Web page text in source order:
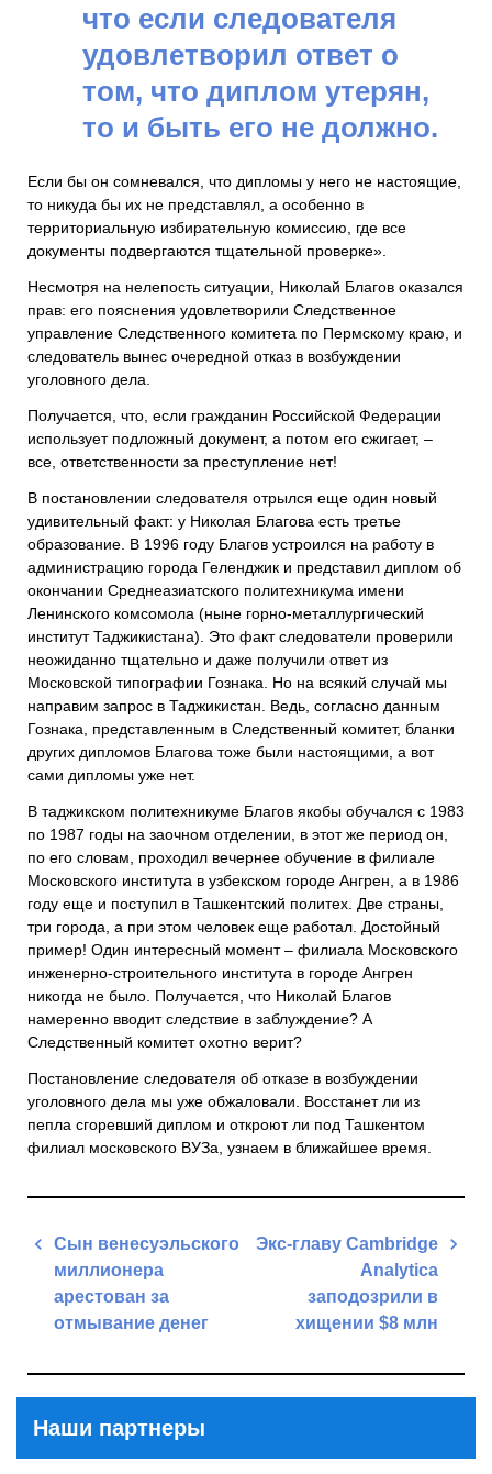
что если следователя
удовлетворил ответ о
том, что диплом утерян,
то и быть его не должно.
Если бы он сомневался, что дипломы у него не настоящие,
то никуда бы их не представлял, а особенно в
территориальную избирательную комиссию, где все
документы подвергаются тщательной проверке».
Несмотря на нелепость ситуации, Николай Благов оказался
прав: его пояснения удовлетворили Следственное
управление Следственного комитета по Пермскому краю, и
следователь вынес очередной отказ в возбуждении
уголовного дела.
Получается, что, если гражданин Российской Федерации
использует подложный документ, а потом его сжигает, –
все, ответственности за преступление нет!
В постановлении следователя отрылся еще один новый
удивительный факт: у Николая Благова есть третье
образование. В 1996 году Благов устроился на работу в
администрацию города Геленджик и представил диплом об
окончании Среднеазиатского политехникума имени
Ленинского комсомола (ныне горно-металлургический
институт Таджикистана). Это факт следователи проверили
неожиданно тщательно и даже получили ответ из
Московской типографии Гознака. Но на всякий случай мы
направим запрос в Таджикистан. Ведь, согласно данным
Гознака, представленным в Следственный комитет, бланки
других дипломов Благова тоже были настоящими, а вот
сами дипломы уже нет.
В таджикском политехникуме Благов якобы обучался с 1983
по 1987 годы на заочном отделении, в этот же период он,
по его словам, проходил вечернее обучение в филиале
Московского института в узбекском городе Ангрен, а в 1986
году еще и поступил в Ташкентский политех. Две страны,
три города, а при этом человек еще работал. Достойный
пример! Один интересный момент – филиала Московского
инженерно-строительного института в городе Ангрен
никогда не было. Получается, что Николай Благов
намеренно вводит следствие в заблуждение? А
Следственный комитет охотно верит?
Постановление следователя об отказе в возбуждении
уголовного дела мы уже обжаловали. Восстанет ли из
пепла сгоревший диплом и откроют ли под Ташкентом
филиал московского ВУЗа, узнаем в ближайшее время.
Навигация
записям
Сын венесуэльского
миллионера
арестован за
отмывание денег
Экс-главу Cambridge
Analytica
заподозрили в
хищении $8 млн
Наши партнеры